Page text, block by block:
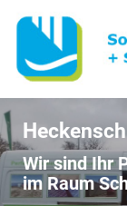
Wir sind Ihr
im Raum